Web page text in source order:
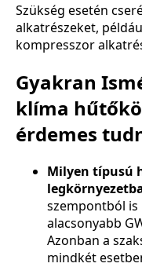
Szükség esetén
alkatrészeket,
kompresszor
Gyakran
klíma
érdemes
Milyen típusú
szempontból is
alacsonyabb
Azonban a
mindkét